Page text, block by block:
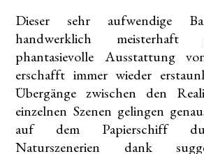
Dieser sehr aufwendige
handwerklich meisterhaft
phantasievolle Ausstattung
erschafft immer wieder
Übergänge zwischen den
einzelnen Szenen gelingen
auf dem Papierschiff
Naturszenerien dank